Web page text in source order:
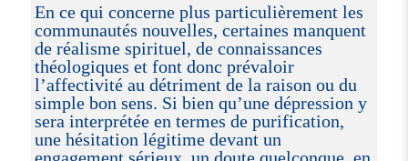
En ce qui concerne plus particulièrement les
communautés nouvelles, certaines manquent
de réalisme spirituel, de connaissances
théologiques et font donc prévaloir
l’affectivité au détriment de la raison ou du
simple bon sens. Si bien qu’une dépression y
sera interprétée en termes de purification,
une hésitation légitime devant un